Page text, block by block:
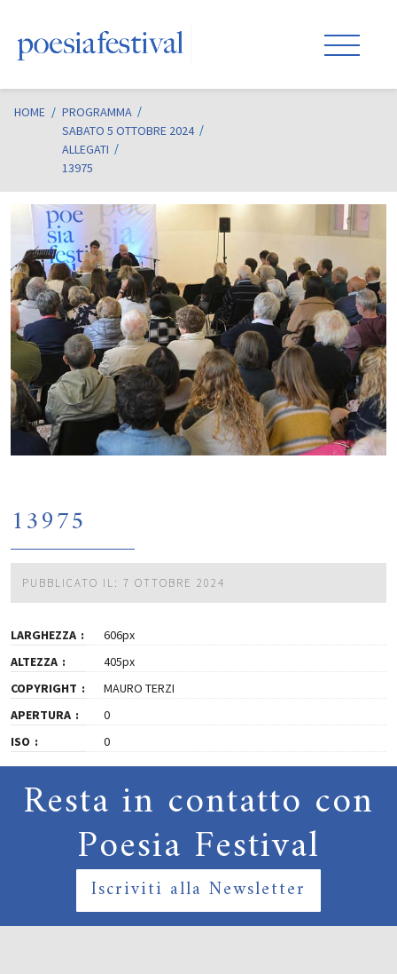
HOME / PROGRAMMA
SABATO 5 OTTOBRE 2024
ALLEGATI
13975
13975
PUBBLICATO IL: 7 OTTOBRE 2024
LARGHEZZA
606px
ALTEZZA
405px
COPYRIGHT
MAURO TERZI
APERTURA
0
ISO
0
Resta in contatto con
Poesia Festival
Iscriviti alla Newsletter